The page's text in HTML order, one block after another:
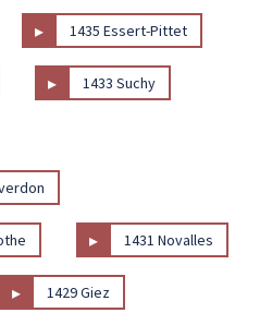
▸ 1435 Essert-Pittet
▸ 1433 Suchy
▸ 1431 Novalles
▸ 1429 Giez